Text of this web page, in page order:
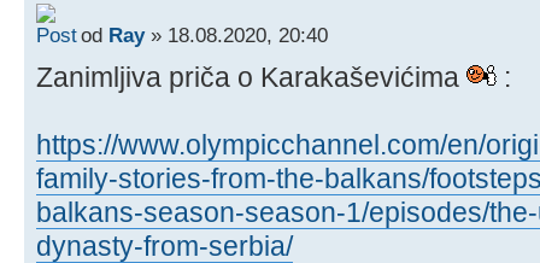
od Ray» 18.08.2020, 20:40
Zanimljiva priča o Karakaševićima :
https://www.olympicchannel.com/en/
family-stories-from-the-balkans/
balkans-season-season-1/episodes/
dynasty-from-serbia/